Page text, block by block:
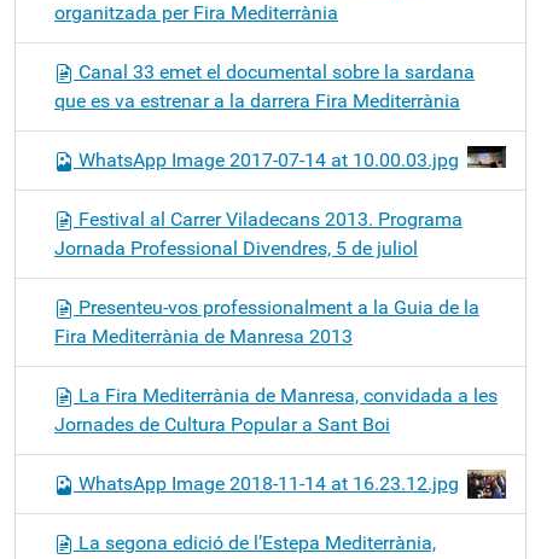
organitzada per Fira Mediterrània
Canal 33 emet el documental sobre la sardana
que es va estrenar a la darrera Fira Mediterrània
WhatsApp Image 2017-07-14 at 10.00.03.jpg
Festival al Carrer Viladecans 2013. Programa
Jornada Professional Divendres, 5 de juliol
Presenteu-vos professionalment a la Guia de la
Fira Mediterrània de Manresa 2013
La Fira Mediterrània de Manresa, convidada a les
Jornades de Cultura Popular a Sant Boi
WhatsApp Image 2018-11-14 at 16.23.12.jpg
La segona edició de l’Estepa Mediterrània,